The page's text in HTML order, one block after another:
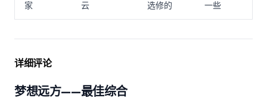
家 云 选修的 一些
详细评论
梦想远方——最佳综合